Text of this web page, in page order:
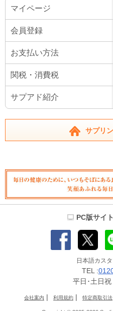
マイページ
会員登録
お支払い方法
関税・消費税
サプアド紹介
サプリ
PC版サイト
日本語カス
TEL :
平日･土日
会社案内 | 利用規約 | 特定商取引法